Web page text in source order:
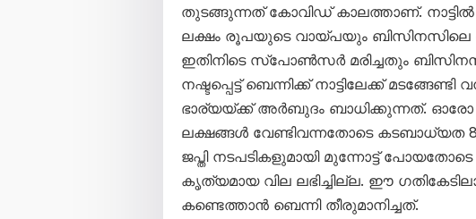
തുടങ്ങുന്നത് കോവിഡ് കാലത്താണ്.
ലക്ഷം രൂപയുടെ വായ്പയും ബിസിനസിലെ
ഇതിനിടെ സ്പോൺസർ മരിച്ചതും ബിസിനസ്
നഷ്ടപ്പെട്ട് ബെന്നിക്ക് നാട്ടിലേക്ക് മടങ്ങേണ്ടി
ഭാര്യയ്ക്ക് അർബുദം ബാധിക്കുന്നത്. ഓരോ
ലക്ഷങ്ങൾ വേണ്ടിവന്നതോടെ കടബാധ്യത
ജപ്തി നടപടികളുമായി മുന്നോട്ട് പോയതോടെ
കൃത്യമായ വില ലഭിച്ചില്ല. ഈ
കണ്ടെത്താൻ ബെന്നി തീരുമാനിച്ചത്.